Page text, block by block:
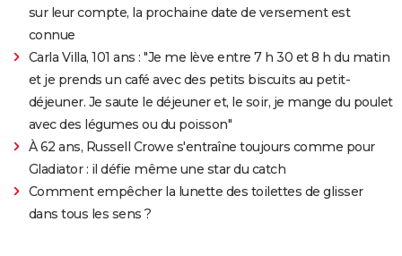
sur leur compte, la prochaine date de versement est
connue
Carla Villa, 101 ans : "Je me lève entre 7 h 30 et 8 h du matin
et je prends un café avec des petits biscuits au petit-
déjeuner. Je saute le déjeuner et, le soir, je mange du poulet
avec des légumes ou du poisson"
À 62 ans, Russell Crowe s'entraîne toujours comme pour
Gladiator : il défie même une star du catch
Comment empêcher la lunette des toilettes de glisser
dans tous les sens ?